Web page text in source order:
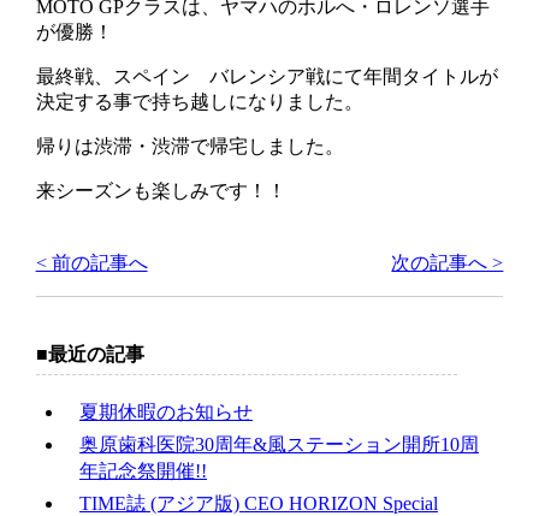
MOTO GPクラスは、ヤマハのホルへ・ロレンソ選手
が優勝！
最終戦、スペイン バレンシア戦にて年間タイトルが
決定する事で持ち越しになりました。
帰りは渋滞・渋滞で帰宅しました。
来シーズンも楽しみです！！
< 前の記事へ 次の記事へ >
最近の記事
夏期休暇のお知らせ
奥原歯科医院30周年&風ステーション開所10周
年記念祭開催!!
TIME誌 (アジア版) CEO HORIZON Special